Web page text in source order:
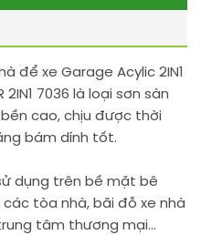
để xe Garage Acylic 2IN1
2IN1 7036 là loại sơn sàn
cao, chịu được thời
bám dính tốt.
sử dụng trên bề mặt bê
tòa nhà, bãi đỗ xe nhà
tâm thương mại…